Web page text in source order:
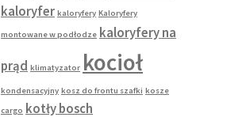
kaloryfer kaloryfery Kaloryfery
montowane w podłodze kaloryfery na
prąd klimatyzator kocioł
kondensacyjny kosz do frontu szafki kosze
cargo kotły bosch